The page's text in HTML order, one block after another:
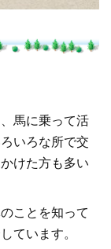
馬に乗って活
いろな所で交
けた方も多い
ことを知って
ています。